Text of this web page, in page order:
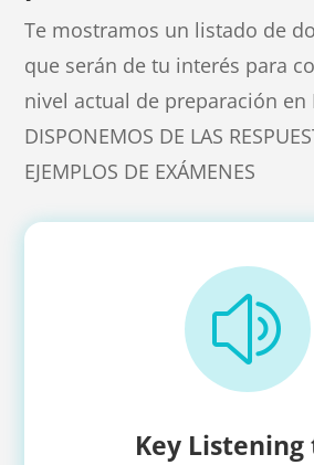
Te mostramos un listado de
que serán de tu interés para
nivel actual de preparación en
DISPONEMOS DE LAS
EJEMPLOS DE EXÁMENES
z
Key